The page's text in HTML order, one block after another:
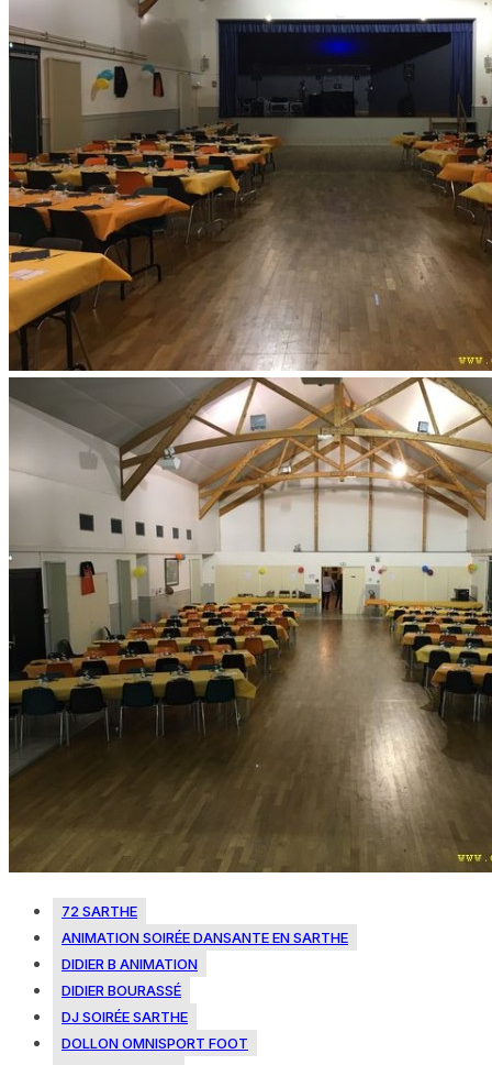
72 SARTHE
ANIMATION SOIRÉE DANSANTE EN SARTHE
DIDIER B ANIMATION
DIDIER BOURASSÉ
DJ SOIRÉE SARTHE
DOLLON OMNISPORT FOOT